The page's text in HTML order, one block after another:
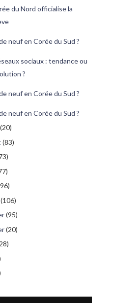
du Nord officialise la
neuf en Corée du Sud ?
sociaux : tendance ou
?
neuf en Corée du Sud ?
neuf en Corée du Sud ?
(20)
(83)
(106)
(95)
(20)